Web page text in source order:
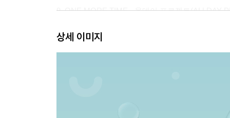
9. ONE MORE TIME - 올데이 프로젝트(ALLDAY
11. 멸종위기사랑 - 이찬혁(LEE CHANHYUK)
12. Golden - 헌트릭스(HUNTR/X)
상세 이미지